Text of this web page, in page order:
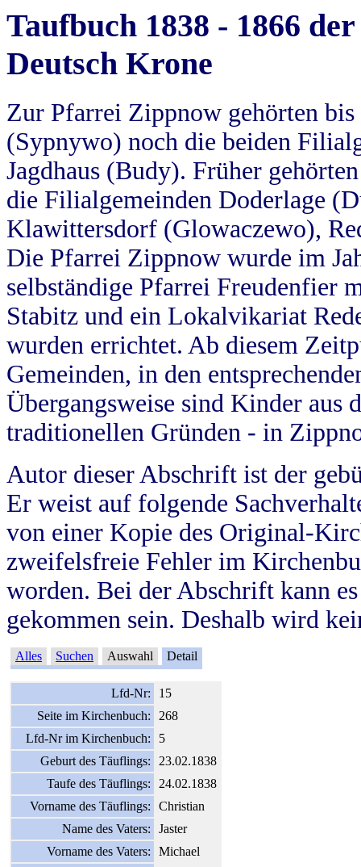
Taufbuch 1838 - 1866
Deutsch Krone
Zur Pfarrei Zippnow gehörten
(Sypnywo) noch die beiden
Jagdhaus (Budy). Früher
die Filialgemeinden Doderlage
Klawittersdorf (Glowaczewo),
Die Pfarrei Zippnow wurde im
selbständige Pfarrei Freudenfier
Stabitz und ein Lokalvikariat
wurden errichtet. Ab diesem
Gemeinden, in den
Übergangsweise sind Kinder aus
traditionellen Gründen - in
Autor dieser Abschrift ist der
Er weist auf folgende
von einer Kopie des Original-
zweifelsfreie Fehler im
worden. Bei der Abschrift kann
gekommen sein. Deshalb wird
Alles Suchen Auswahl Detail
Lfd-Nr:
15
Seite im Kirchenbuch:
268
Lfd-Nr im Kirchenbuch:
5
Geburt des Täuflings:
23.02.1838
Taufe des Täuflings:
24.02.1838
Vorname des Täuflings:
Christian
Name des Vaters:
Jaster
Vorname des Vaters:
Michael